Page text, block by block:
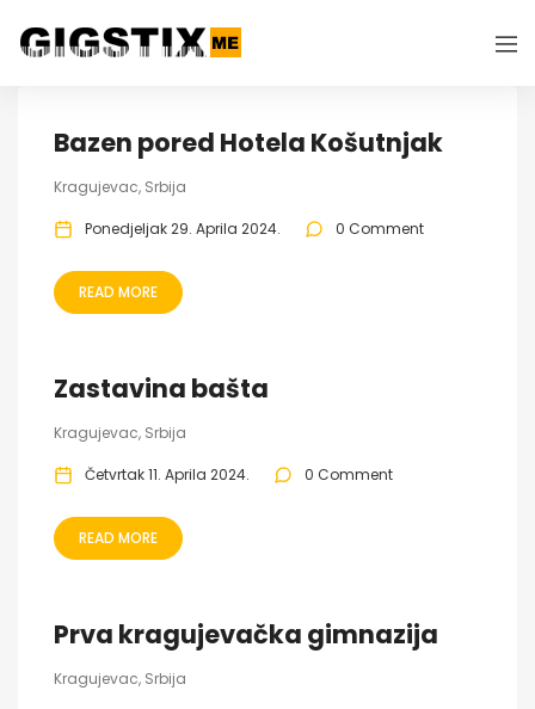
Bazen pored Hotela Košutnjak
Kragujevac, Srbija
Ponedjeljak 29. Aprila 2024. 0 Comment
READ MORE
Zastavina bašta
Kragujevac, Srbija
Četvrtak 11. Aprila 2024. 0 Comment
READ MORE
Prva kragujevačka gimnazija
Kragujevac, Srbija